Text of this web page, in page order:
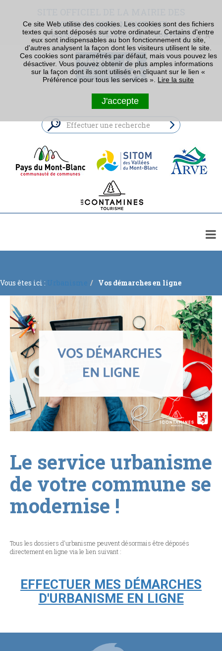
CONTAMINES-MONTJOIE
ACCUEIL ACCESSIBILITÉ CONTACT
ENQUÊTES PUBLIQUES ET CONCERTATIONS
▼
À VOTRE SERVICE ▼
▼
RECRUTEMENTS
Vous êtes ici : Urbanisme Vos démarches en ligne
Le service urbanisme
de votre commune se
modernise !
Tous les dossiers d'urbanisme peuvent désormais être déposés
directement en ligne via le lien suivant :
EFFECTUER MES DÉMARCHES
D'URBANISME EN LIGNE
Ce site Web utilise des cookies. Les cookies sont des fichiers
textes qui sont déposés sur votre ordinateur. Certains d'entre
eux sont indispensables au bon fonctionnement du site,
d'autres analysent la façon dont les visiteurs utilisent le site.
Ces cookies sont paramétrés par défaut, mais vous pouvez les
désactiver. Vous pouvez obtenir de plus amples informations
sur la façon dont ils sont utilisés en cliquant sur le lien «
Préférence pour tous les services ». Lire la suite
J'accepte